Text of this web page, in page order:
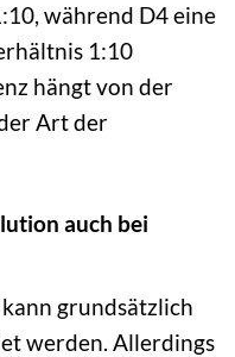
während D4 eine
1:10
hängt von der
Art der
auch bei
grundsätzlich
werden. Allerdings